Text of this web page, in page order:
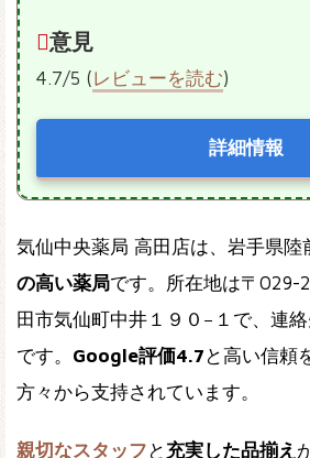
意見
4.7/5 (レビューを読む)
詳細情報
気仙中央薬局 高田店は、岩手県陸
の高い薬局です。所在地は〒029-
田市気仙町中井１９０−１で、連
です。 Google評価4.7 と高い信頼
方々から支持されています。
親切なスタッフ と 充実した品揃え